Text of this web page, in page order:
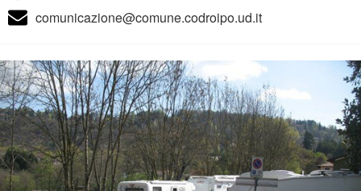
comunicazione@comune.codroipo.ud.it